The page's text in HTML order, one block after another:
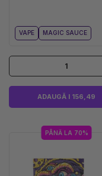
VAPE MAGIC SAUCE
1
ADAUGĂ I 156,49
PÂNĂ LA 70%